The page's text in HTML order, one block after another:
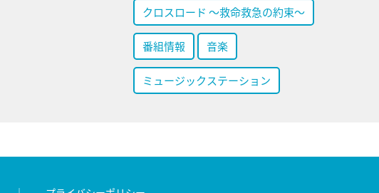
クロスロード ～救命救急の約束～
番組情報 音楽
ミュージックステーション